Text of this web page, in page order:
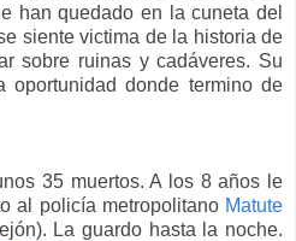
han quedado en la cuneta del
siente victima de la historia de
sobre ruinas y cadáveres. Su
oportunidad donde termino de
35 muertos. A los 8 años le
al policía metropolitano Matute
La guardo hasta la noche.